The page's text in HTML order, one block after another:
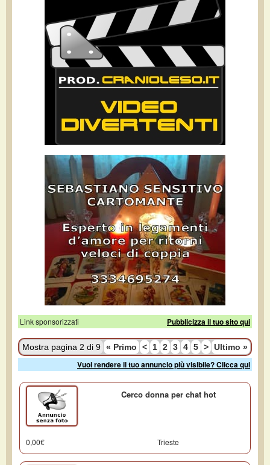
Link sponsorizzati Pubblicizza il tuo sito qui
Mostra pagina 2 di 9 « Primo < 1 2 3 4 5 > Ultimo »
Vuoi rendere il tuo annuncio più visibile? Clicca qui
Cerco donna per chat hot
0,00€ Trieste